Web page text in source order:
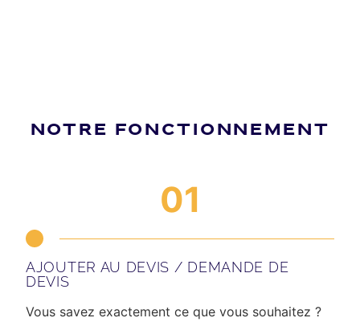
NOTRE FONCTIONNEMENT
01
AJOUTER AU DEVIS / DEMANDE DE
DEVIS
Vous savez exactement ce que vous souhaitez ?